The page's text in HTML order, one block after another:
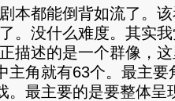
都能倒背如流了。该
。没什么难度。其实
描述的是一个群像，
主角就有63个。最主
。最主要的是要整体呈